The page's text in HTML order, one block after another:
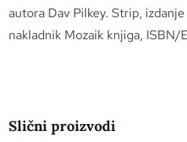
autora Dav Pilkey. Strip,
nakladnik Mozaik knjiga,
Slični proizvodi